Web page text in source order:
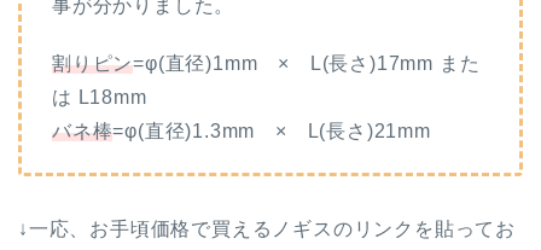
事が分かりました。
割りピン=φ(直径)1mm × L(長さ)17mm また
は L18mm
バネ棒=φ(直径)1.3mm × L(長さ)21mm
↓一応、お手頃価格で買えるノギスのリンクを貼ってお